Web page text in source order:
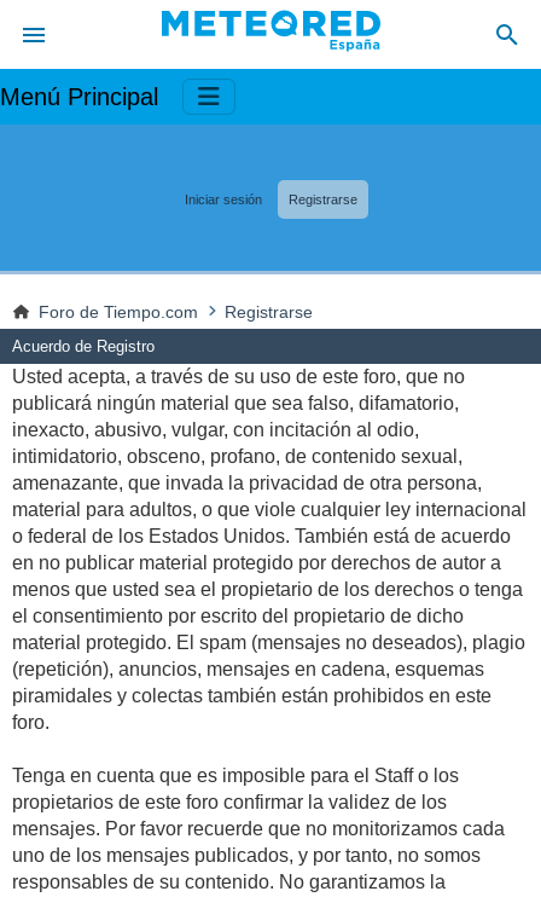
Menú Principal
Iniciar sesión Registrarse
Foro de Tiempo.com Registrarse
Acuerdo de Registro
Usted acepta, a través de su uso de este foro, que no
publicará ningún material que sea falso, difamatorio,
inexacto, abusivo, vulgar, con incitación al odio,
intimidatorio, obsceno, profano, de contenido sexual,
amenazante, que invada la privacidad de otra persona,
material para adultos, o que viole cualquier ley internacional
o federal de los Estados Unidos. También está de acuerdo
en no publicar material protegido por derechos de autor a
menos que usted sea el propietario de los derechos o tenga
el consentimiento por escrito del propietario de dicho
material protegido. El spam (mensajes no deseados), plagio
(repetición), anuncios, mensajes en cadena, esquemas
piramidales y colectas también están prohibidos en este
foro.
Tenga en cuenta que es imposible para el Staff o los
propietarios de este foro confirmar la validez de los
mensajes. Por favor recuerde que no monitorizamos cada
uno de los mensajes publicados, y por tanto, no somos
responsables de su contenido. No garantizamos la